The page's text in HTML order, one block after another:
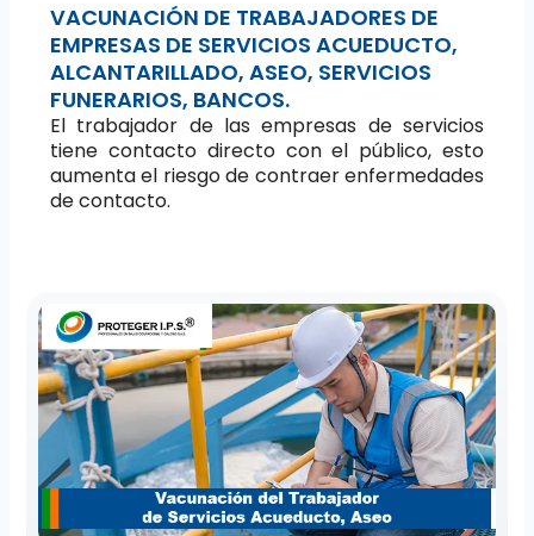
VACUNACIÓN DE TRABAJADORES DE
EMPRESAS DE SERVICIOS ACUEDUCTO,
ALCANTARILLADO, ASEO, SERVICIOS
FUNERARIOS, BANCOS.
El trabajador de las empresas de servicios
tiene contacto directo con el público, esto
aumenta el riesgo de contraer enfermedades
de contacto.